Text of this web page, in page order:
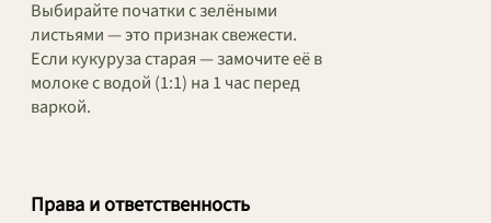
Выбирайте початки с зелёными
листьями — это признак свежести.
Если кукуруза старая — замочите её в
молоке с водой (1:1) на 1 час перед
варкой.
Права и ответственность